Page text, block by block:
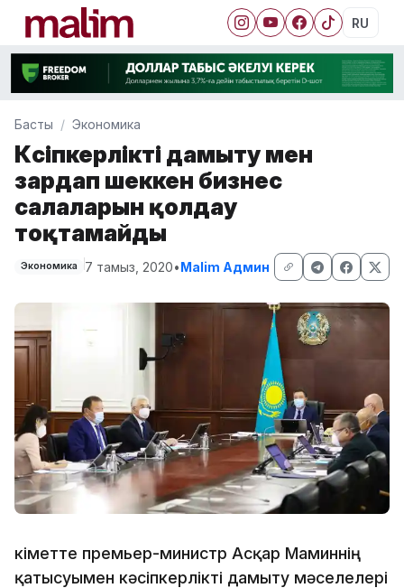
RU
Басты Экономика
Кәсіпкерлікті дамыту мен
зардап шеккен бизнес
салаларын қолдау
тоқтамайды
Экономика 7 тамыз, 2020•Malim Админ
Үкіметте премьер-министр Асқар Маминнің
қатысуымен кәсіпкерлікті дамыту мәселелері